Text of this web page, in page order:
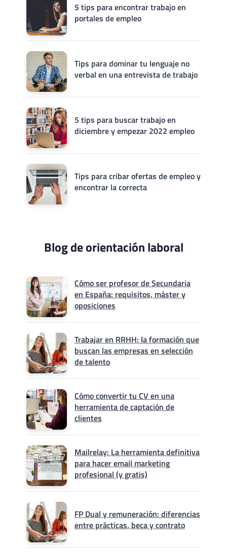
5 tips para encontrar trabajo en
portales de empleo
Tips para dominar tu lenguaje no
verbal en una entrevista de trabajo
5 tips para buscar trabajo en
diciembre y empezar 2022 empleo
Tips para cribar ofertas de empleo y
encontrar la correcta
Blog de orientación laboral
Cómo ser profesor de Secundaria
en España: requisitos, máster y
oposiciones
Trabajar en RRHH: la formación que
buscan las empresas en selección
de talento
Cómo convertir tu CV en una
herramienta de captación de
clientes
Mailrelay: La herramienta definitiva
para hacer email marketing
profesional (y gratis)
FP Dual y remuneración: diferencias
entre prácticas, beca y contrato